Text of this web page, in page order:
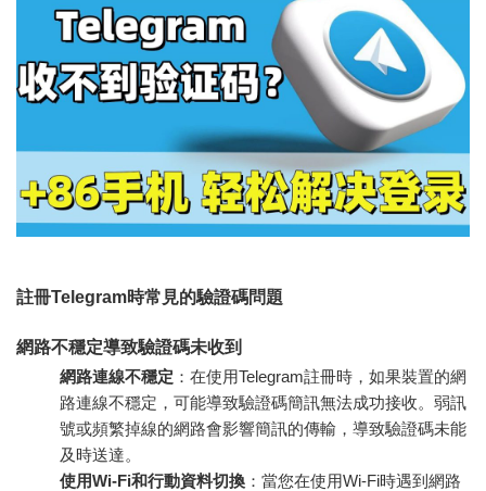
註冊Telegram時常見的驗證碼問題
網路不穩定導致驗證碼未收到
網路連線不穩定 ：在使用Telegram註冊時，如果裝置的網
路連線不穩定，可能導致驗證碼簡訊無法成功接收。弱訊
號或頻繁掉線的網路會影響簡訊的傳輸，導致驗證碼未能
及時送達。
使用Wi-Fi和行動資料切換 ：當您在使用Wi-Fi時遇到網路